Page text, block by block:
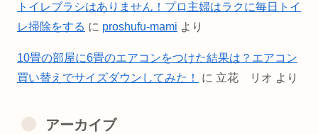
トイレブラシはありません！プロ主婦はラクに毎日トイ
レ掃除をする に proshufu-mami より
10畳の部屋に6畳のエアコンをつけた結果は？エアコン
買い替えでサイズダウンしてみた！
に 立花 リオ より
アーカイブ